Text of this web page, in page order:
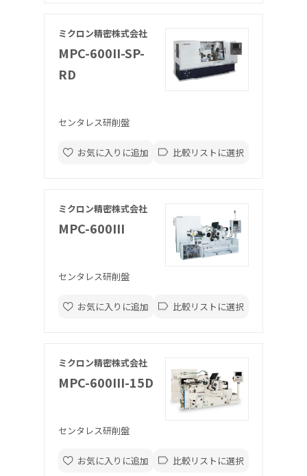
ミクロン精密株式会社
MPC-600II-SP-
RD
センタレス研削盤
お気に入りに追加 比較リストに選択
ミクロン精密株式会社
MPC-600III
センタレス研削盤
お気に入りに追加 比較リストに選択
ミクロン精密株式会社
MPC-600III-15D
センタレス研削盤
お気に入りに追加 比較リストに選択